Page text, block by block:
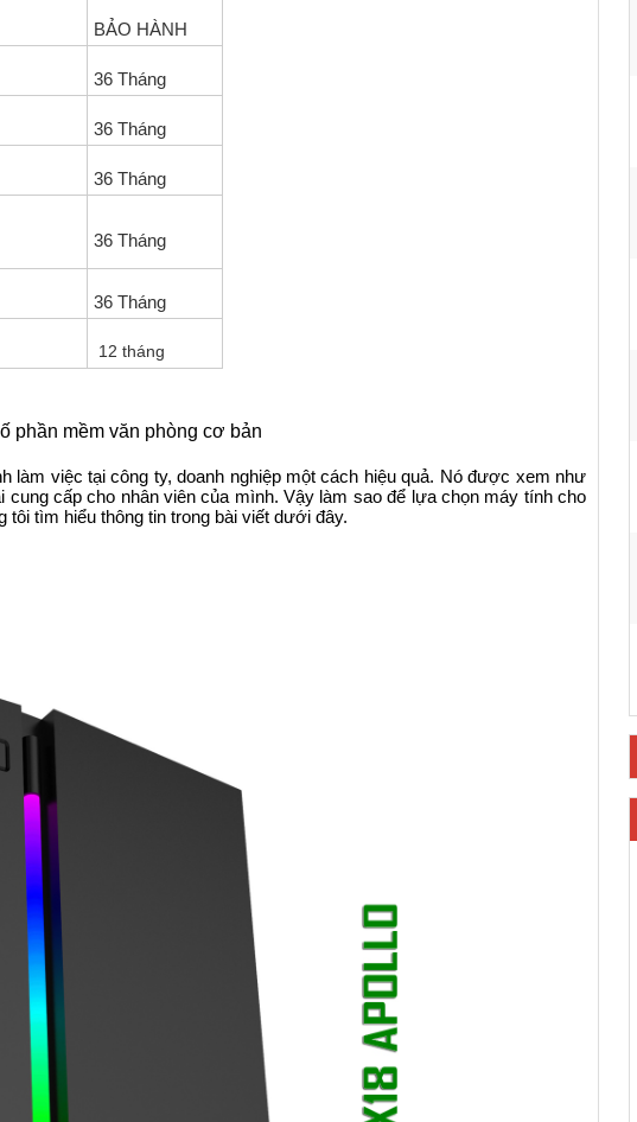
BẢO HÀNH
36 Tháng
36 Tháng
36 Tháng
36 Tháng
36 Tháng
12 tháng
phần mềm văn phòng cơ bản
việc tại công ty, doanh nghiệp một cách hiệu quả. Nó được xem như
cấp cho nhân viên của mình. Vậy làm sao để lựa chọn máy tính cho
tìm hiểu thông tin trong bài viết dưới đây.